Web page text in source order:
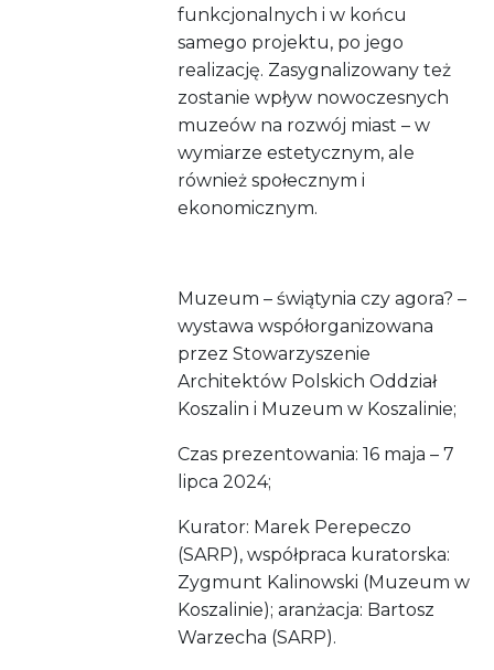
funkcjonalnych i w końcu
samego projektu, po jego
realizację. Zasygnalizowany też
zostanie wpływ nowoczesnych
muzeów na rozwój miast – w
wymiarze estetycznym, ale
również społecznym i
ekonomicznym.
Muzeum – świątynia czy agora? –
wystawa współorganizowana
przez Stowarzyszenie
Architektów Polskich Oddział
Koszalin i Muzeum w Koszalinie;
Czas prezentowania: 16 maja – 7
lipca 2024;
Kurator: Marek Perepeczo
(SARP), współpraca kuratorska:
Zygmunt Kalinowski (Muzeum w
Koszalinie); aranżacja: Bartosz
Warzecha (SARP).